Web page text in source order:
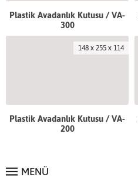
Plastik Avadanlık Kutusu / VA-
300
148 x 255 x 114
Plastik Avadanlık Kutusu / VA-
200
MENÜ